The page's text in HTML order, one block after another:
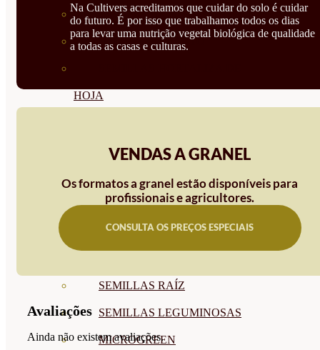
BIODINÁMICAS DEMETER
HORTALIZA FRUTO
HOJA
SEMILLAS FLORES
SEMILLAS FLORES
COMESTIBLES
SEMILLAS TRADICIONALES
SEMILLAS RAÍZ
SEMILLAS LEGUMINOSAS
MICROGREEN
Na Cultivers acreditamos que cuidar do solo é cuidar
do futuro. É por isso que trabalhamos todos os dias
para levar uma nutrição vegetal biológica de qualidade
a todas as casas e culturas.
VENDAS A GRANEL
Os formatos a granel estão disponíveis para
profissionais e agricultores.
CONSULTA OS PREÇOS ESPECIAIS
Avaliações
Ainda não existem avaliações.